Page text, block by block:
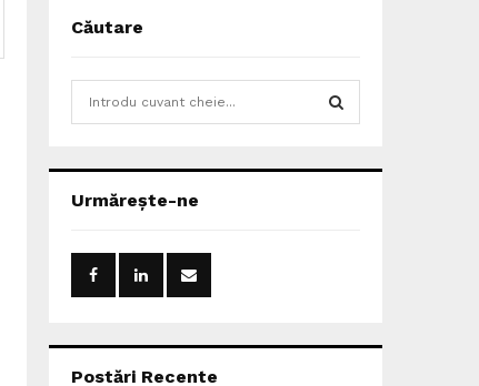
Căutare
h
o
:
Urmărește-ne
Postări Recente